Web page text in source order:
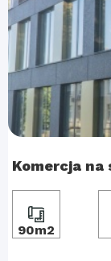
Komercja na
90m2